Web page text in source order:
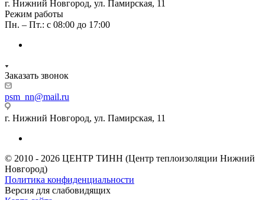
г. Нижний Новгород, ул. Памирская, 11
Режим работы
Пн. – Пт.: с 08:00 до 17:00
Заказать звонок
psm_nn@mail.ru
г. Нижний Новгород, ул. Памирская, 11
© 2010 - 2026 ЦЕНТР ТИНН (Центр теплоизоляции Нижний
Новгород)
Политика конфиденциальности
Версия для слабовидящих